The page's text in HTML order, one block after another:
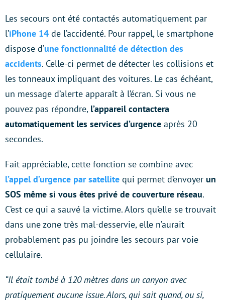
Les secours ont été contactés automatiquement par
l’iPhone 14 de l’accidenté. Pour rappel, le smartphone
dispose d’une fonctionnalité de détection des
accidents. Celle-ci permet de détecter les collisions et
les tonneaux impliquant des voitures. Le cas échéant,
un message d’alerte apparaît à l’écran. Si vous ne
pouvez pas répondre, l’appareil contactera
automatiquement les services d’urgence après 20
secondes.
Fait appréciable, cette fonction se combine avec
l’appel d’urgence par satellite qui permet d’envoyer un
SOS même si vous êtes privé de couverture réseau.
C’est ce qui a sauvé la victime. Alors qu’elle se trouvait
dans une zone très mal-desservie, elle n’aurait
probablement pas pu joindre les secours par voie
cellulaire.
“Il était tombé à 120 mètres dans un canyon avec
pratiquement aucune issue.Alors, qui sait quand, ou si,